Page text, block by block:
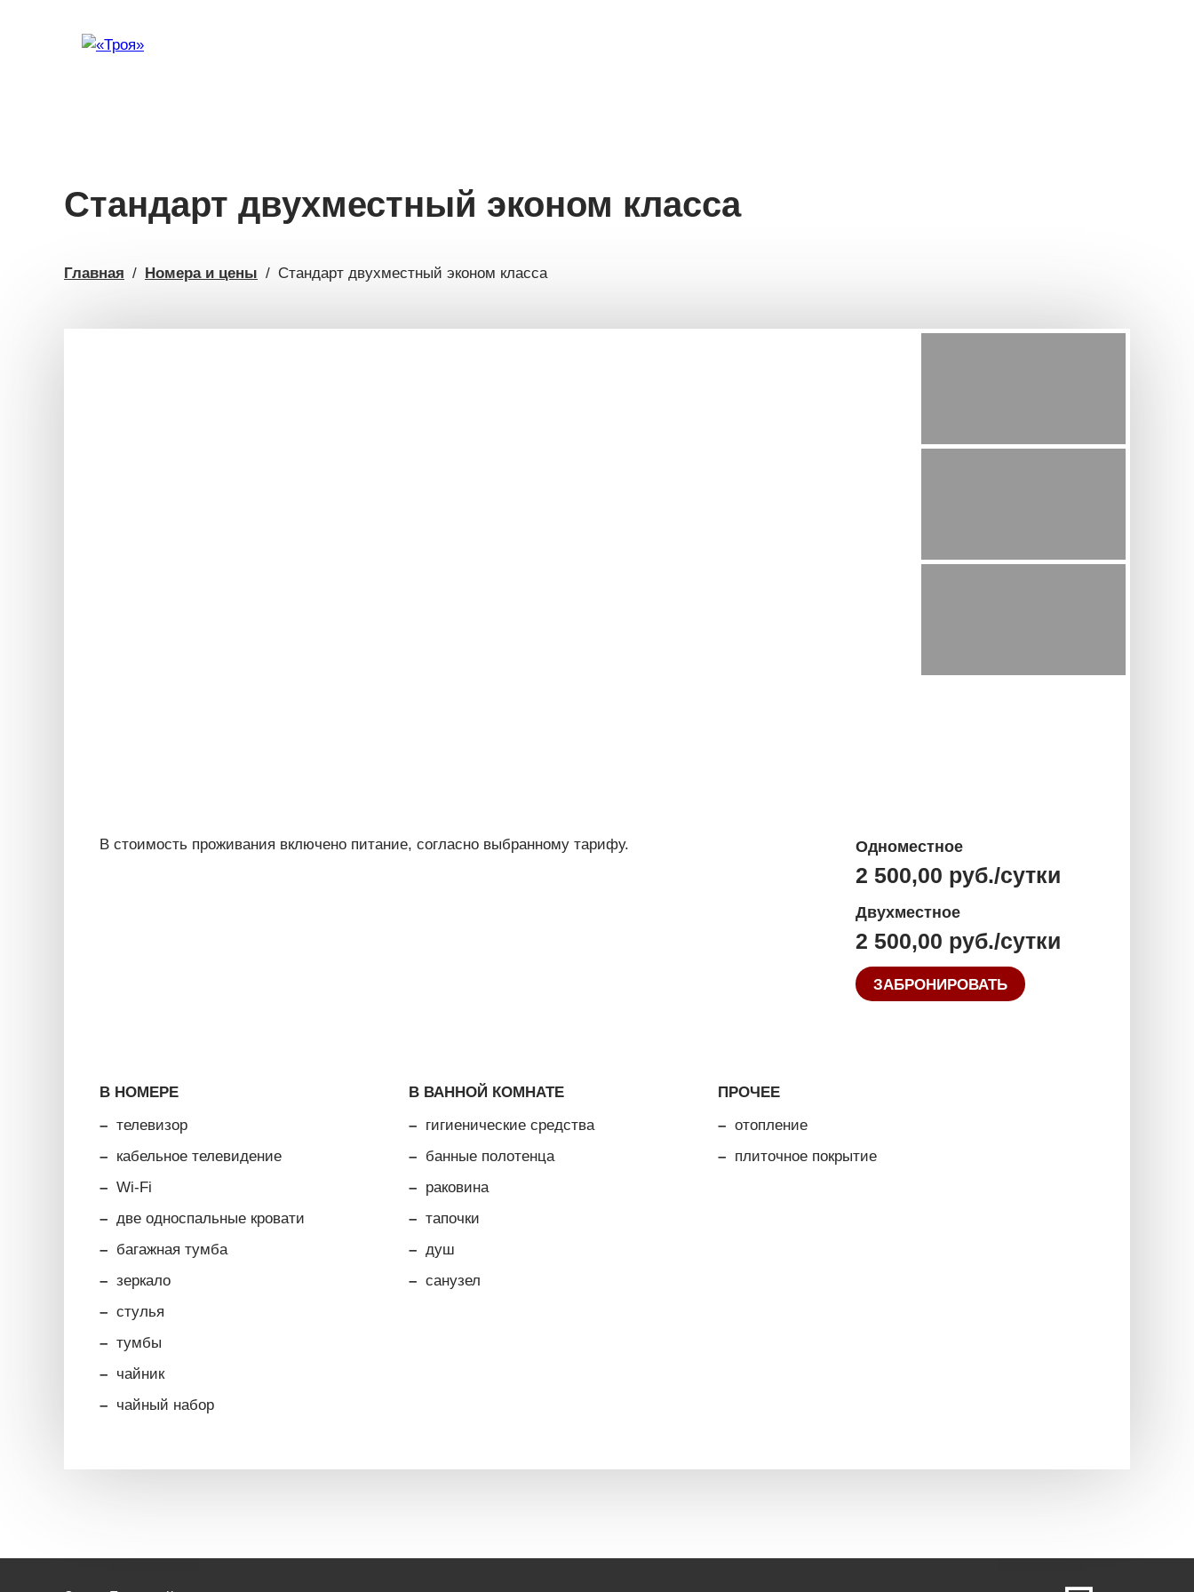
Стандарт двухместный эконом класса
Главная / Номера и цены / Стандарт двухместный эконом класса
В стоимость проживания включено питание, согласно выбранному тарифу. Одноместное
2 500,00 руб./сутки
Двухместное
2 500,00 руб./сутки
ЗАБРОНИРОВАТЬ
В НОМЕРЕ
телевизор
кабельное телевидение
Wi-Fi
две односпальные кровати
багажная тумба
зеркало
стулья
тумбы
чайник
чайный набор
В ВАННОЙ КОМНАТЕ
гигиенические средства
банные полотенца
раковина
тапочки
душ
санузел
ПРОЧЕЕ
отопление
плиточное покрытие